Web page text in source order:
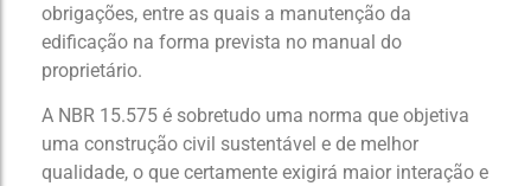
obrigações, entre as quais a manutenção da
edificação na forma prevista no manual do
proprietário.
A NBR 15.575 é sobretudo uma norma que objetiva
uma construção civil sustentável e de melhor
qualidade, o que certamente exigirá maior interação e